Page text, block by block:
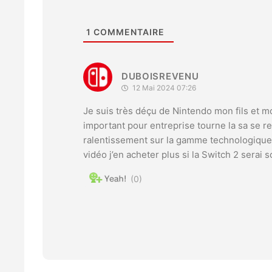
1 COMMENTAIRE
DUBOISREVENU
12 Mai 2024 07:26
Je suis très déçu de Nintendo mon fils et
important pour entreprise tourne la sa se
ralentissement sur la gamme
vidéo j’en acheter plus si la Switch 2 serai
0